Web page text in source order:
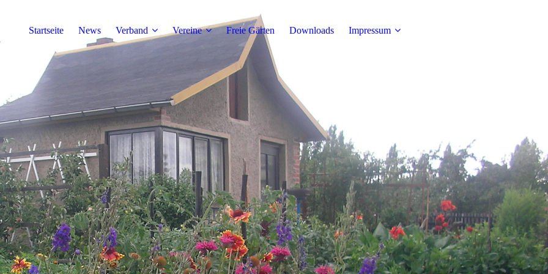
Startseite News Verband Vereine Freie Gärten Downloads Impressum